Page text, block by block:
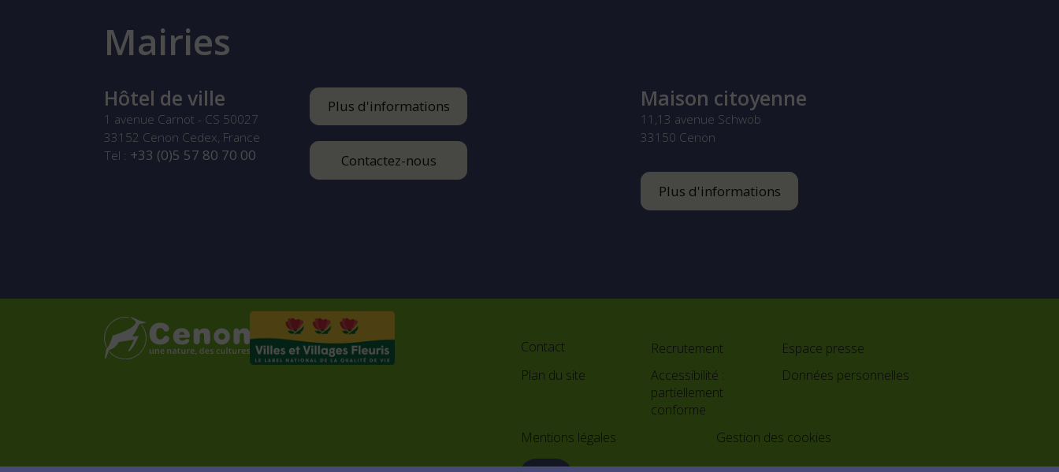
Mairies
Hôtel de ville
1 avenue Carnot - CS 50027
33152 Cenon Cedex, France
Tel : +33 (0)5 57 80 70 00
Plus d'informations
Contactez-nous
Maison citoyenne
11,13 avenue Schwob
33150 Cenon
Plus d'informations
Contact Recrutement
Espace presse
Plan du site
Accessibilité :
partiellement
conforme
Données personnelles
Mentions légales Gestion des cookies